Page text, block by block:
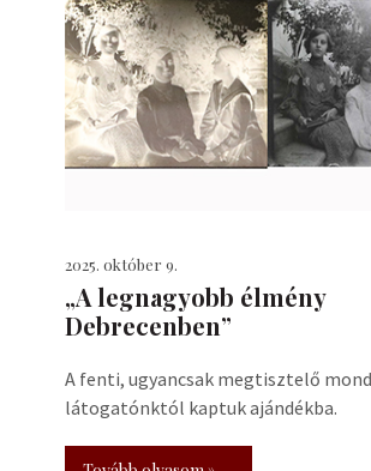
2025. október 9.
„A legnagyobb élmény
Debrecenben”
A fenti, ugyancsak megtisztelő
látogatónktól kaptuk ajándékba.